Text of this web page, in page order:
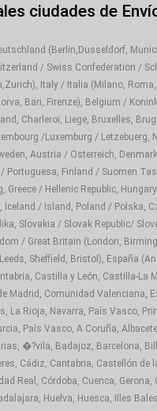
ciudades de
(Berlin,Dusseldorf,
/ Swiss Confederation /
Italy / Italia (Milano,
Bari, Firenze), Belgium /
Charleroi, Liege, Bruxelles,
/Luxemburg / Letzebuerg,
Austria / Osterreich,
/ Portuguesa, Finland / Suomen
Greece / Hellenic Republic,
Iceland / Island, Poland / Polska,
Slovakia / Slovak Republic/
/ Great Britain (London,
Sheffield, Bristol), España
Castilla y León, Castilla-La
Madrid, Comunidad Valenciana,
La Rioja, Navarra, País Vasco,
País Vasco, A Coruña,
�?vila, Badajoz, Barcelona,
Cádiz, Cantabria, Castellón de
Real, Córdoba, Cuenca, Gerona,
Huelva, Huesca, Illes